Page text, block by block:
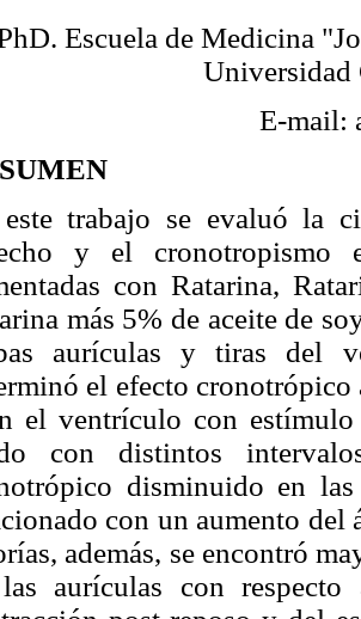
Escuela de Medicina
Universidad
E-mail:
trabajo se evaluó la
y el cronotropismo
con Ratarina,
más 5% de aceite de
aurículas y tiras del
el efecto
el ventrículo con
con distintos
disminuido en
con un aumento
además, se encontró
aurículas con